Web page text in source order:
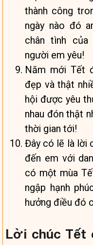
thành công
ngày nào đó
chân tình
người em yêu!
Năm mới Tết
đẹp và thật
hội được yêu
nhau đón thật
thời gian tới!
Đây có lẽ là lời
đến em với
có một mùa
ngập hạnh
hưởng điều đó
Lời chúc Tết